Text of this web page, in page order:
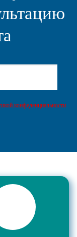
конфеденциальности